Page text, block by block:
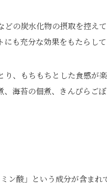
どの炭水化物の摂取を控え
も充分な効果をもたらして
、もちもちとした食感が
、海苔の佃煮、きんぴらご
ン酸」という成分が含まれ